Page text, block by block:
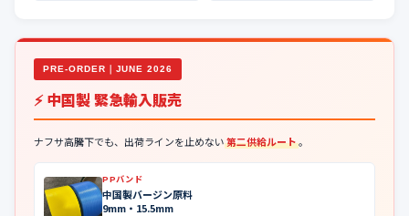
PRE-ORDER｜JUNE 2026
⚡ 中国製 緊急輸入販売
ナフサ高騰下でも、出荷ラインを止めない第二供給ルート。
PPバンド
中国製バージン原料
9mm・15.5mm